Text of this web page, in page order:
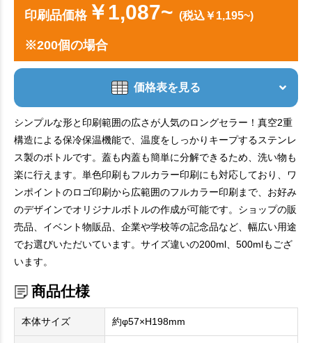
印刷品価格￥1,087~ (税込￥1,195~)
※200個の場合
価格表を見る
シンプルな形と印刷範囲の広さが人気のロングセラー！真空2重
構造による保冷保温機能で、温度をしっかりキープするステンレ
ス製のボトルです。蓋も内蓋も簡単に分解できるため、洗い物も
楽に行えます。単色印刷もフルカラー印刷にも対応しており、ワ
ンポイントのロゴ印刷から広範囲のフルカラー印刷まで、お好み
のデザインでオリジナルボトルの作成が可能です。ショップの販
売品、イベント物販品、企業や学校等の記念品など、幅広い用途
でお選びいただいています。サイズ違いの200ml、500mlもござ
います。
商品仕様
本体サイズ 約φ57×H198mm